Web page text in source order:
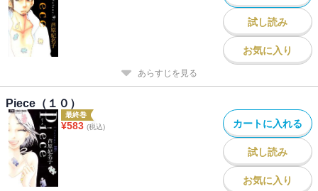
試し読み
お気に入り
あらすじを見る
Piece（１０）
最終巻
¥583 (税込) カートに入れる
試し読み
お気に入り